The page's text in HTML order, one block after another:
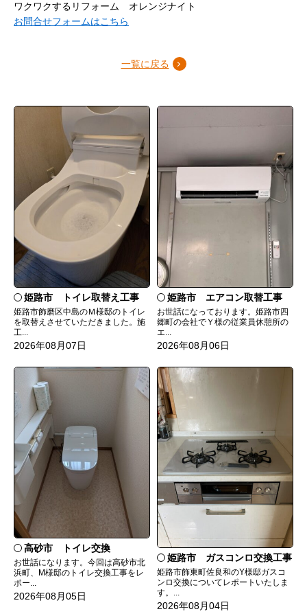
ワクワクするリフォーム オレンジナイト
お問合せフォームはこちら
一覧に戻る
姫路市 トイレ取替え工事
姫路市飾磨区中島のＭ様邸のトイレ
を取替えさせていただきました。施
工...
2026年08月07日
姫路市 エアコン取替工事
お世話になっております。姫路市四
郷町の会社でＹ様の従業員休憩所の
エ...
2026年08月06日
高砂市 トイレ交換
お世話になります。今回は高砂市北
浜町、M様邸のトイレ交換工事をレ
ポー...
2026年08月05日
姫路市 ガスコンロ交換工事
姫路市飾東町佐良和のY様邸ガスコ
ンロ交換についてレポートいたしま
す。...
2026年08月04日